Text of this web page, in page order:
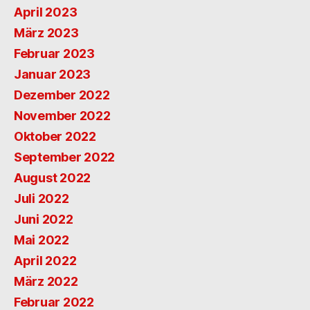
April 2023
März 2023
Februar 2023
Januar 2023
Dezember 2022
November 2022
Oktober 2022
September 2022
August 2022
Juli 2022
Juni 2022
Mai 2022
April 2022
März 2022
Februar 2022